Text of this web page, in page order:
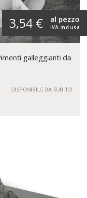
3,54 € IVA inclusa
al pezzo
galleggianti da
DISPONIBILE DA SUBITO